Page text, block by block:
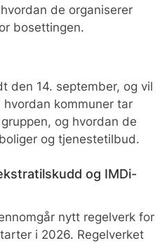
de organiserer
bosettingen.
den 14. september, og vil
kommuner tar
og hvordan de
og tjenestetilbud.
og IMDi-
nytt regelverk for
i 2026. Regelverket